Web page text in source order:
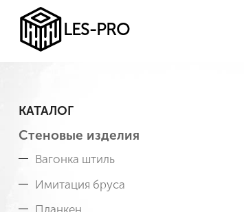
LES-PRO
КАТАЛОГ
Стеновые изделия
Вагонка штиль
Имитация бруса
Планкен